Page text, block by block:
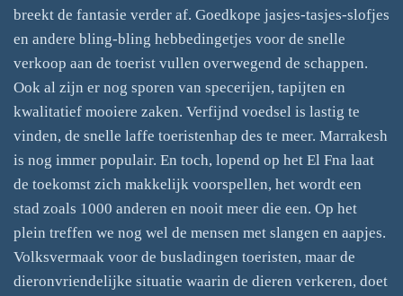
breekt de fantasie verder af. Goedkope jasjes-tasjes-slofjes
en andere bling-bling hebbedingetjes voor de snelle
verkoop aan de toerist vullen overwegend de schappen.
Ook al zijn er nog sporen van specerijen, tapijten en
kwalitatief mooiere zaken. Verfijnd voedsel is lastig te
vinden, de snelle laffe toeristenhap des te meer. Marrakesh
is nog immer populair. En toch, lopend op het El Fna laat
de toekomst zich makkelijk voorspellen, het wordt een
stad zoals 1000 anderen en nooit meer die een. Op het
plein treffen we nog wel de mensen met slangen en aapjes.
Volksvermaak voor de busladingen toeristen, maar de
dieronvriendelijke situatie waarin de dieren verkeren, doet